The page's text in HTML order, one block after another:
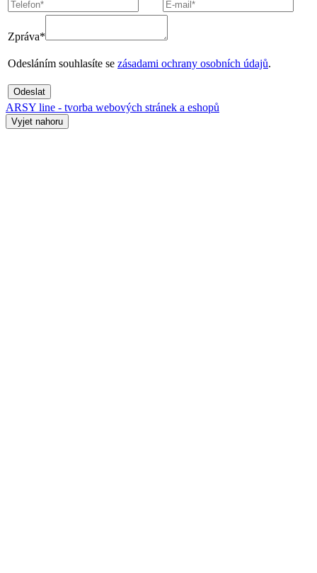
Zpráva*
Odesláním souhlasíte se zásadami ochrany osobních údajů.
Odeslat
ARSY line - tvorba webových stránek a eshopů
Vyjet nahoru